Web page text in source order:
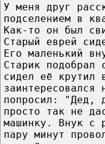
У меня друг
подселением в
Как-то он был
Старый еврей
Его маленький
Старик подобрал
сидел её крутил
заинтересовался
попросил: "Дед,
просто так не
машинку. Внук с
пару минут